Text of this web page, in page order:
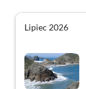
Lipiec 2026